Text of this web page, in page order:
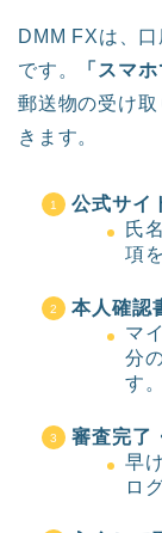
DMM FXは、
です。
「スマ
郵送物の受け
きます。
公式サイ
氏
項
本人確認
マ
分
す。
審査完了
早
ロ